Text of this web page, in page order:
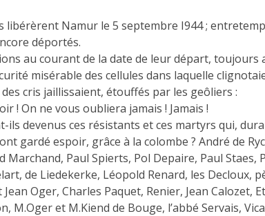
libérèrent Namur le 5 septembre I944 ;
déportés.
au courant de la date de leur départ, toujours
misérable des cellules dans laquelle
cris jaillissaient, étouffés par les geôliers :
! On ne vous oubliera jamais ! Jamais !
ils devenus ces résistants et ces martyrs qui,
gardé espoir, grâce à la colombe ? André de
Marchand, Paul Spierts, Pol Depaire, Paul Staes,
de Liedekerke, Léopold Renard, les Decloux,
Oger, Charles Paquet, Renier, Jean Calozet,
M.Oger et M.Kiend de Bouge, l’abbé Servais,